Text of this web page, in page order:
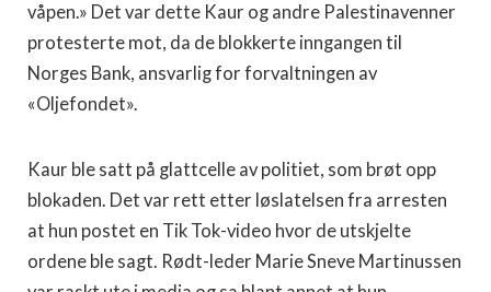
våpen.» Det var dette Kaur og andre Palestinavenner
protesterte mot, da de blokkerte inngangen til
Norges Bank, ansvarlig for forvaltningen av
«Oljefondet».
Kaur ble satt på glattcelle av politiet, som brøt opp
blokaden. Det var rett etter løslatelsen fra arresten
at hun postet en Tik Tok-video hvor de utskjelte
ordene ble sagt. Rødt-leder Marie Sneve Martinussen